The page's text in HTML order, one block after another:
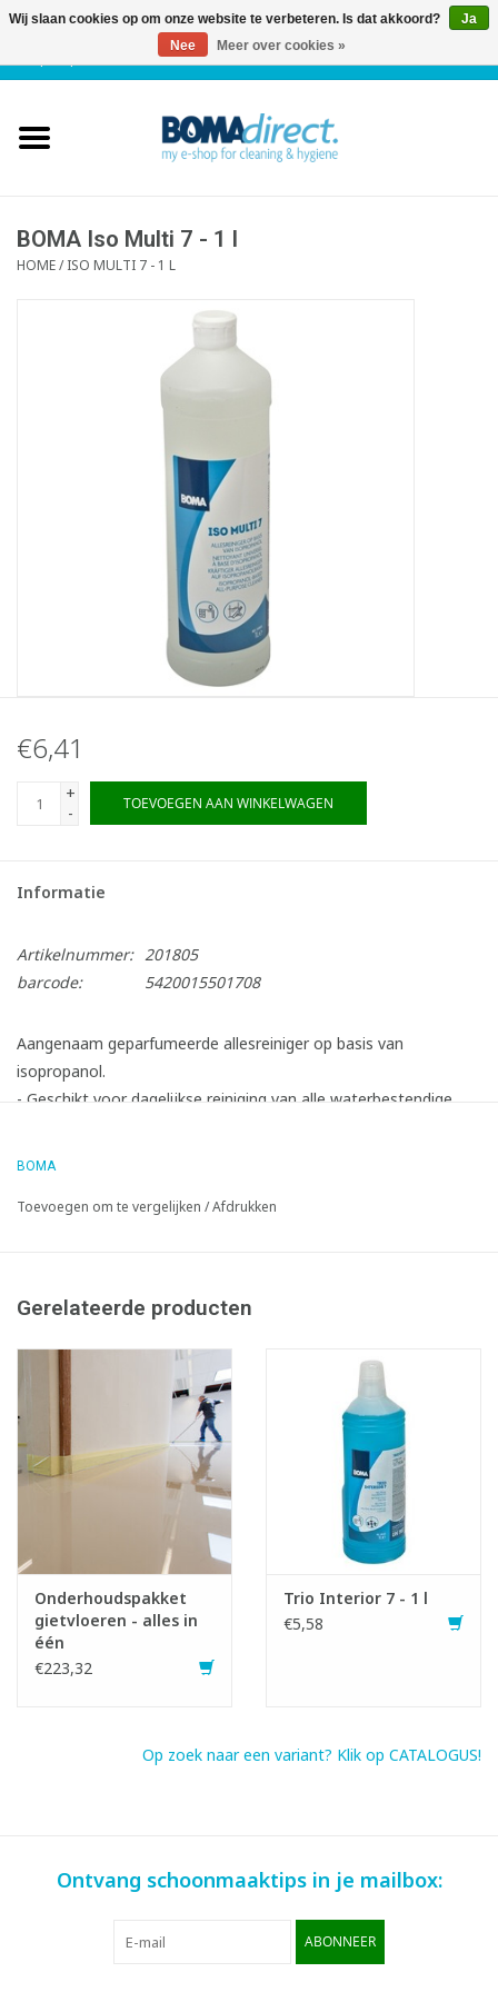
Klantenservice
BOMA Iso Multi 7 - 1 l
HOME/ISO MULTI 7 - 1 L
€6,41
+
-
TOEVOEGEN AAN WINKELWAGEN
Informatie
Artikelnummer: 201805
barcode:
5420015501708
Aangenaam geparfumeerde allesreiniger op basis van
isopropanol.
- Geschikt voor dagelijkse reiniging van alle waterbestendige
H226: Ontvlambare vloeistof en damp.
H319: Veroorzaakt ernstige oogirritatie.
Infofiche
SDS fiche
BOMA
Toevoegen om te vergelijken /Afdrukken
Gerelateerde producten
Onderhoudspakket
gietvloeren - alles in
één
€223,32
Trio Interior 7 - 1 l
€5,58
Op zoek naar een variant? Klik op CATALOGUS!
Ontvang schoonmaaktips in je mailbox:
ABONNEER
Wij slaan cookies op om onze website te verbeteren. Is dat akkoord?
Ja
Nee
Meer over cookies »